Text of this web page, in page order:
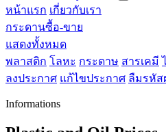
หน้าแรก เกี่ยวกับเรา
กระดานซื้อ-ขาย
แสดงทั้งหมด
พลาสติก โลหะ กระดาษ สารเคมี
ลงประกาศ แก้ไขประกาศ ลืมรหัส
Informations